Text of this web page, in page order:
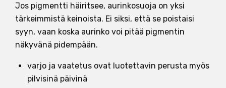
Jos pigmentti häiritsee, aurinkosuoja on yksi
tärkeimmistä keinoista. Ei siksi, että se poistaisi
syyn, vaan koska aurinko voi pitää pigmentin
näkyvänä pidempään.
varjo ja vaatetus ovat luotettavin perusta myös
pilvisinä päivinä